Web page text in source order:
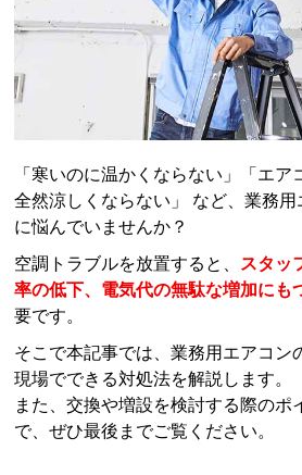
「寒いのに温かくならない」「エア
全然涼しくならない」 など、業務用
に悩んでいませんか？
空調トラブルを放置すると、 スタッ
率の低下、電気代の無駄な増加にも
要です。
そこで本記事では、業務用エアコン
現場でできる対処法を解説します。
また、交換や増設を検討する際のポ
で、ぜひ最後までご覧ください。